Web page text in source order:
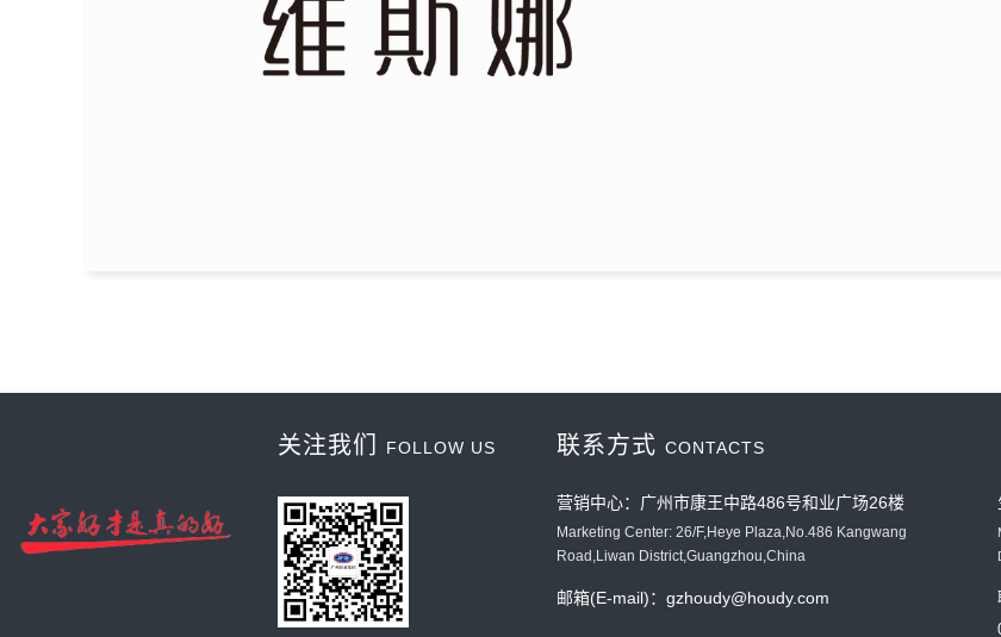
关注我们 FOLLOW US 联系方式 CONTACTS
营销中心：广州市康王中路486号和业广场26楼
Marketing Center: 26/F,Heye Plaza,No.486 Kangwang
Road,Liwan District,Guangzhou,China
邮箱(E-mail)：gzhoudy@houdy.com